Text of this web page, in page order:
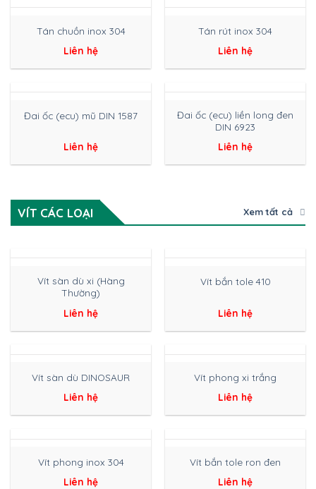
Tán chuồn inox 304
Liên hệ
Tán rút inox 304
Liên hệ
Đai ốc (ecu) mũ DIN 1587
Liên hệ
Đai ốc (ecu) liền long đen
DIN 6923
Liên hệ
VÍT CÁC LOẠI Xem tất cả
Vít sàn dù xi (Hàng
Thường)
Liên hệ
Vít bắn tole 410
Liên hệ
Vít sàn dù DINOSAUR
Liên hệ
Vít phong xi trắng
Liên hệ
Vít phong inox 304
Liên hệ
Vít bắn tole ron đen
Liên hệ